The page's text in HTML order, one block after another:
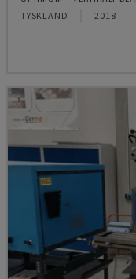
TYSKLAND 2018